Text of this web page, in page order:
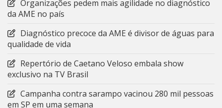
Organizações pedem mais agilidade no diagnóstico
da AME no país
Diagnóstico precoce da AME é divisor de águas para
qualidade de vida
Repertório de Caetano Veloso embala show
exclusivo na TV Brasil
Campanha contra sarampo vacinou 280 mil pessoas
em SP em uma semana